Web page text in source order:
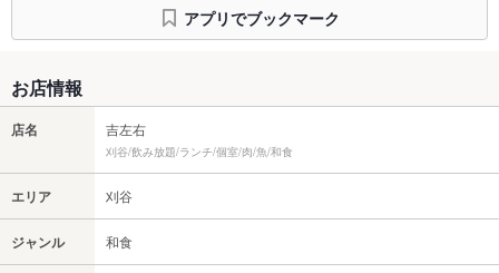
アプリでブックマーク
お店情報
店名 吉左右
刈谷/飲み放題/ランチ/個室/肉/魚/和食
エリア 刈谷
ジャンル 和食